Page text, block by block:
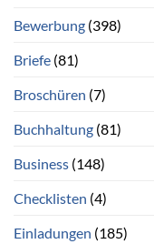
Bewerbung (398)
Briefe (81)
Broschüren (7)
Buchhaltung (81)
Business (148)
Checklisten (4)
Einladungen (185)